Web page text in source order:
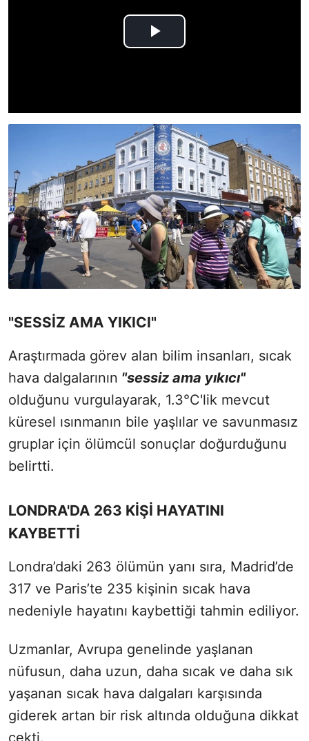
"SESSİZ AMA YIKICI"
Araştırmada görev alan bilim insanları, sıcak
hava dalgalarının "sessiz ama yıkıcı"
olduğunu vurgulayarak, 1.3°C'lik mevcut
küresel ısınmanın bile yaşlılar ve savunmasız
gruplar için ölümcül sonuçlar doğurduğunu
belirtti.
LONDRA'DA 263 KİŞİ HAYATINI
KAYBETTİ
Londra’daki 263 ölümün yanı sıra, Madrid’de
317 ve Paris’te 235 kişinin sıcak hava
nedeniyle hayatını kaybettiği tahmin ediliyor.
Uzmanlar, Avrupa genelinde yaşlanan
nüfusun, daha uzun, daha sıcak ve daha sık
yaşanan sıcak hava dalgaları karşısında
giderek artan bir risk altında olduğuna dikkat
çekti.